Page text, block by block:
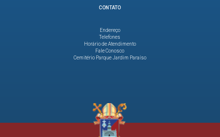
CONTATO
Endereço
Telefones
Horário de Atendimento
Fale Conosco
Cemitério Parque Jardim Paraíso